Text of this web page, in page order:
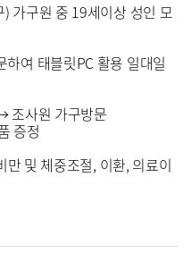
가구원 중 19세이상 성인 모
여 태블릿PC 활용 일대일
조사원 가구방문
증정
및 체중조절, 이환, 의료이